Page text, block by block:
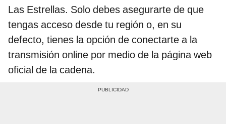
Las Estrellas. Solo debes asegurarte de que
tengas acceso desde tu región o, en su
defecto, tienes la opción de conectarte a la
transmisión online por medio de la página web
oficial de la cadena.